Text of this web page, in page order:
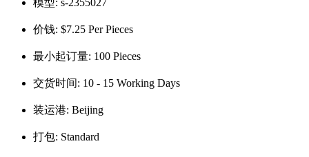
价钱: $7.25 Per Pieces
最小起订量: 100 Pieces
交货时间: 10 - 15 Working Days
装运港: Beijing
打包: Standard